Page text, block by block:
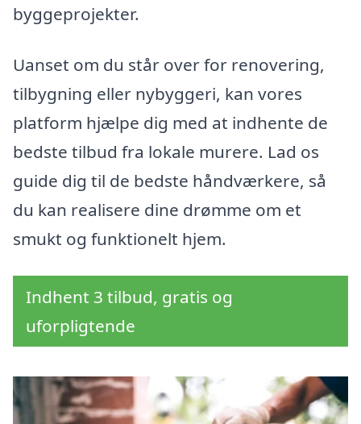
byggeprojekter.
Uanset om du står over for renovering,
tilbygning eller nybyggeri, kan vores
platform hjælpe dig med at indhente de
bedste tilbud fra lokale murere. Lad os
guide dig til de bedste håndværkere, så
du kan realisere dine drømme om et
smukt og funktionelt hjem.
Indhent 3 tilbud, gratis og
uforpligtende